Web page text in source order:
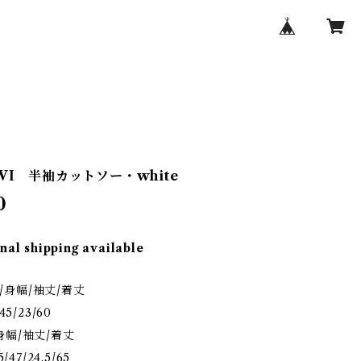
半袖カットソー・white
shipping available
幅/袖丈/着丈
60
幅/袖丈/着丈
65